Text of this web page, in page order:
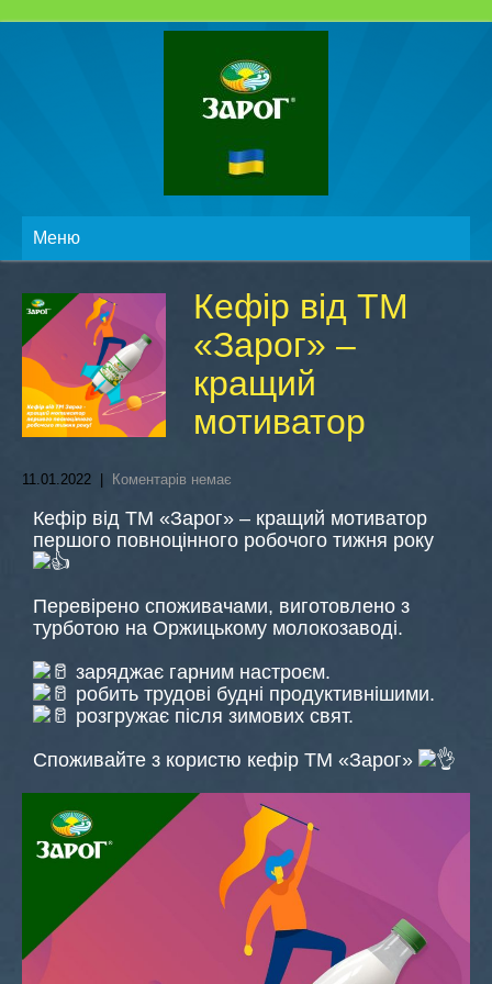
Меню
Кефір від ТМ
«Зарог» –
кращий
мотиватор
11.01.2022 Коментарів немає
Кефір від ТМ «Зарог» – кращий мотиватор
першого повноцінного робочого тижня року
Перевірено споживачами, виготовлено з
турботою на Оржицькому молокозаводі.
заряджає гарним настроєм.
робить трудові будні продуктивнішими.
розгружає після зимових свят.
Споживайте з користю кефір ТМ «Зарог»